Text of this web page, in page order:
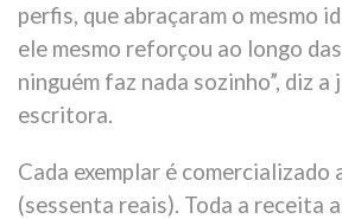
perfis, que abraçaram o mesmo
ele mesmo reforçou ao longo
ninguém faz nada sozinho”, diz
escritora.
Cada exemplar é comercializado
(sessenta reais). Toda a receita